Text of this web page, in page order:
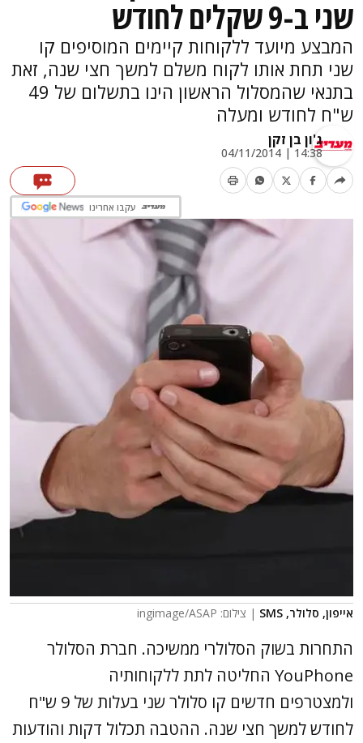
שני ב-9 שקלים לחודש
המבצע מיועד ללקוחות קיימים המוסיפים קו
שני תחת אותו לקוח משלם למשך חצי שנה, זאת
בתנאי שהמסלול הראשון הינו בתשלום של 49
ש"ח לחודש ומעלה
ג'ון בן זקן
14:38 | 04/11/2014
עקבו אחרינו
אייפון, סלולר, SMS | צילום: ingimage/ASAP
התחרות בשוק הסלולרי ממשיכה. חברת הסלולר
YouPhone החליטה לתת ללקוחותיה
ולמצטרפים חדשים קו סלולר שני בעלות של 9 ש"ח
לחודש למשך חצי שנה. ההטבה תכלול דקות והודעות